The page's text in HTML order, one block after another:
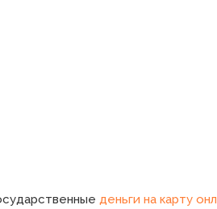
деньги на карту